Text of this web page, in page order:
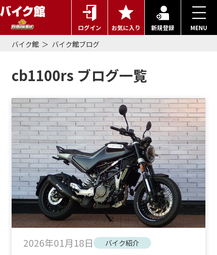
ログイン お気に入り 新規登録 MENU
バイク館 バイク館ブログ
cb1100rs ブログ一覧
2026年01月18日 バイク紹介